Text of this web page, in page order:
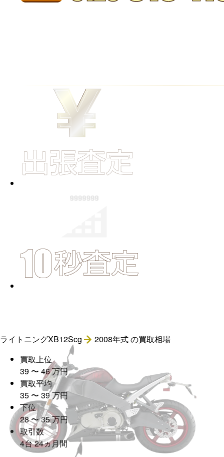
ライトニングXB12Scg 2008年式の買取相場
買取上位
39 〜 46万円
買取平均
35 〜 39万円
下位
28〜35万円
取引数
4台24ヵ月間